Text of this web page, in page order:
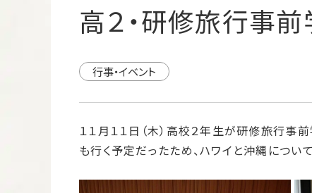
高２・研修旅行事
行事・イベント
１１月１１日（木）高校２年生が研修旅行事
も行く予定だったため、ハワイと沖縄につい